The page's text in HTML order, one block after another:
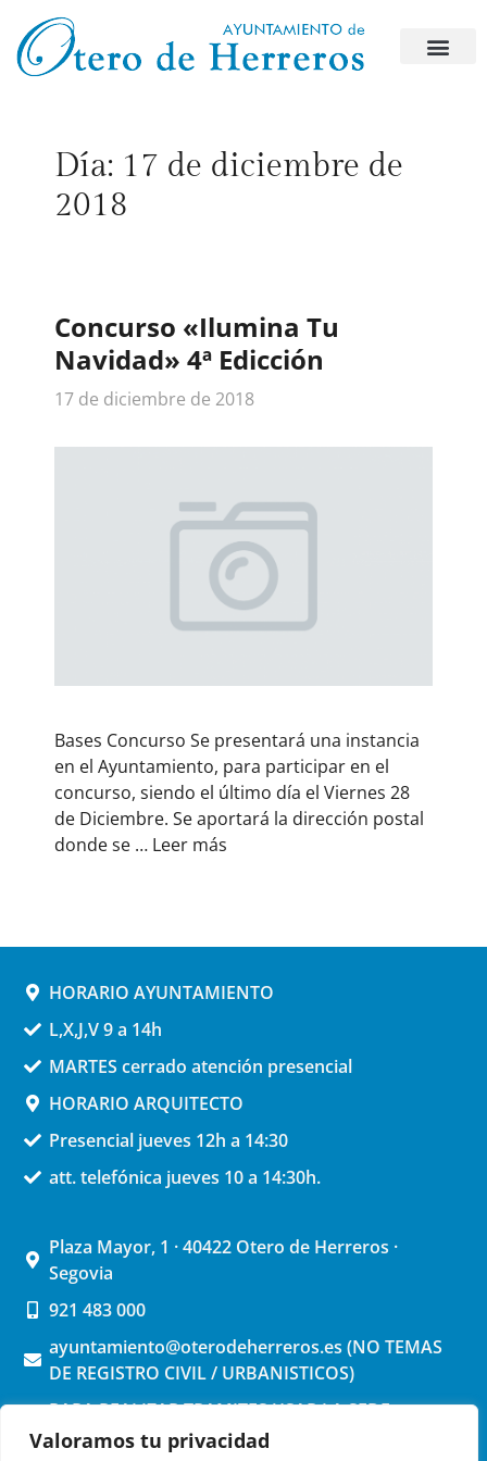
Valoramos tu privacidad
Día: 17 de diciembre de
2018
Concurso «Ilumina Tu
Navidad» 4ª Edicción
17 de diciembre de 2018
Bases Concurso Se presentará una instancia
en el Ayuntamiento, para participar en el
concurso, siendo el último día el Viernes 28
de Diciembre. Se aportará la dirección postal
donde se … Leer más
HORARIO AYUNTAMIENTO
L,X,J,V 9 a 14h
MARTES cerrado atención presencial
HORARIO ARQUITECTO
Presencial jueves 12h a 14:30
att. telefónica jueves 10 a 14:30h.
Plaza Mayor, 1 · 40422 Otero de Herreros ·
Segovia
921 483 000
ayuntamiento@oterodeherreros.es (NO TEMAS
DE REGISTRO CIVIL / URBANISTICOS)
PARA REALIZAR TRAMITES USAR LA SEDE
ELECTRONICA (pinchar aquí)